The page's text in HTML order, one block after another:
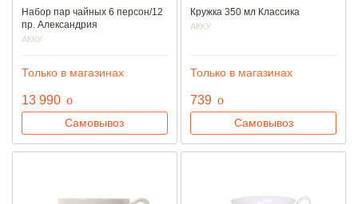
Набор пар чайных 6 персон/12
пр. Александрия
АККУ
Только в магазинах
13 990 руб.
o
Самовывоз
Кружка 350 мл Классика
АККУ
Только в магазинах
739 руб.
o
Самовывоз